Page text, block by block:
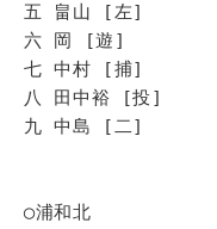
五 畠山 [左]
六 岡 [遊]
七 中村 [捕]
八 田中裕 [投]
九 中島 [二]
◯浦和北